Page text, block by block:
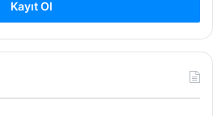
Kayıt Ol